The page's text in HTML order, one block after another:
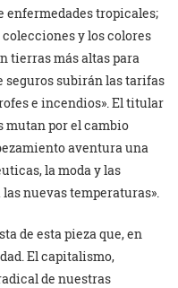
enfermedades tropicales;
y los colores
tierras más altas para
seguros subirán las tarifas
e incendios». El titular
mutan por el cambio
aventura una
la moda y las
nuevas temperaturas».
de esta pieza que, en
El capitalismo,
de nuestras